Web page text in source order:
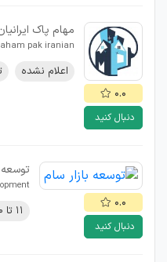
۰.۰
دنبال کنید
مهام پاک
pak iranian
اعلام نشده
۰.۰
دنبال کنید
توسعه
۱۱ تا ۵۰ نفر